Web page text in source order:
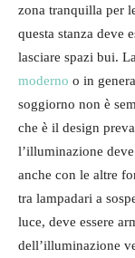
zona tranquilla per
questa stanza deve
lasciare spazi bui.
moderno o in
soggiorno non è
che è il design
l’illuminazione
anche con le altre
tra lampadari a
luce, deve essere
dell’illuminazione